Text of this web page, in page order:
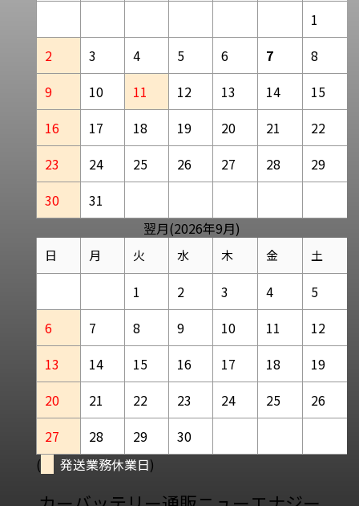
1
2
3 4 5 6 7
8
9
10 11 12 13 14
15
16
17 18 19 20 21
22
23
24 25 26 27 28
29
30
31
翌月(2026年9月)
日 月 火 水 木 金 土
1 2 3 4
5
6
7 8 9 10 11
12
13
14 15 16 17 18
19
20
21 22 23 24 25
26
27
28 29
30
(
発送業務休業日)